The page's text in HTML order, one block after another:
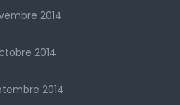
2014
2014
2014